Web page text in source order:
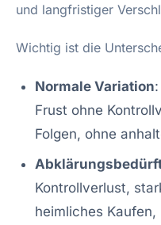
und langfristiger
Wichtig ist die
Normale Variation
Frust ohne
Folgen, ohne
Kontrollverlust,
heimliches